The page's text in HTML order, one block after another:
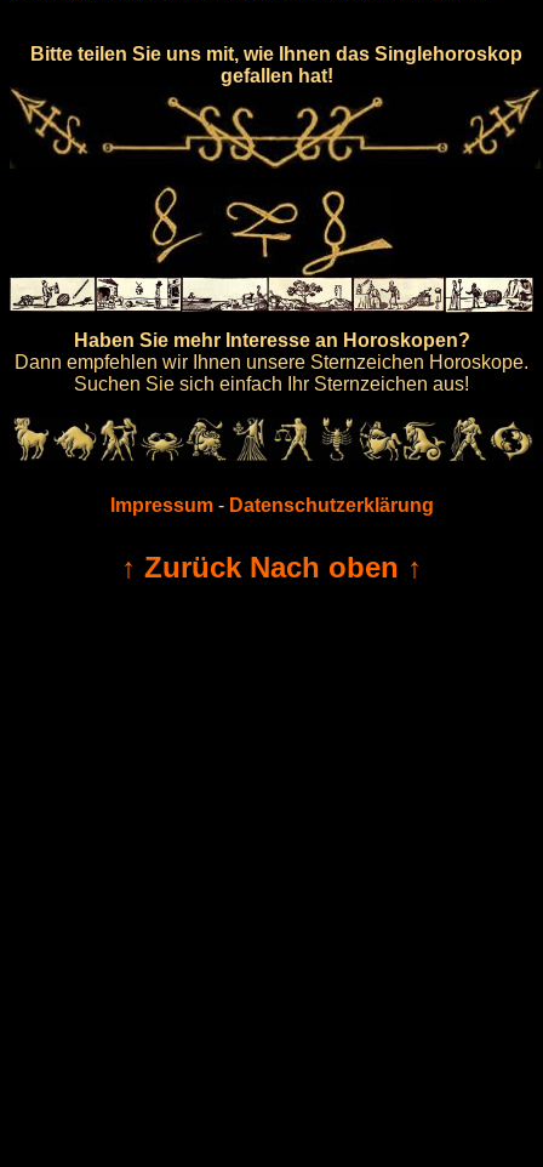
Bitte teilen Sie uns mit, wie Ihnen das Singlehoroskop
gefallen hat!
Haben Sie mehr Interesse an Horoskopen?
Dann empfehlen wir Ihnen unsere Sternzeichen Horoskope.
Suchen Sie sich einfach Ihr Sternzeichen aus!
Impressum- Datenschutzerklärung
↑ Zurück Nach oben ↑